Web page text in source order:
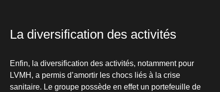
La diversification des activités
Enfin, la diversification des activités, notamment pour
LVMH, a permis d’amortir les chocs liés à la crise
sanitaire. Le groupe possède en effet un portefeuille de